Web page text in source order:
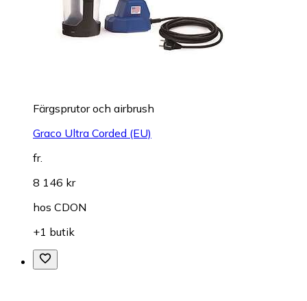
Färgsprutor och airbrush
Graco Ultra Corded (EU)
fr.
8 146 kr
hos CDON
+1 butik